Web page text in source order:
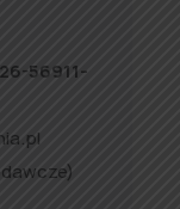
56911-